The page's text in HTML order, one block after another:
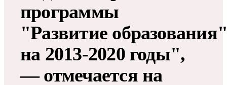
программы
"Развитие
на 2013-2020 годы",
— отмечается на